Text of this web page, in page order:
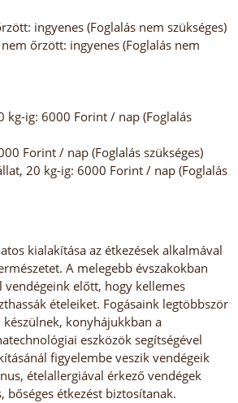
ingyenes (Foglalás nem szükséges)
őrzött: ingyenes (Foglalás nem
kg-ig: 6000 Forint / nap (Foglalás
Forint / nap (Foglalás szükséges)
20 kg-ig: 6000 Forint / nap (Foglalás
kialakítása az étkezések alkalmával
A melegebb évszakokban
vendégeink előtt, hogy kellemes
ételeiket. Fogásaink legtöbbször
konyhájukkban a
eszközök segítségével
figyelembe veszik vendégeik
ételallergiával érkező vendégek
bőséges étkezést biztosítanak.